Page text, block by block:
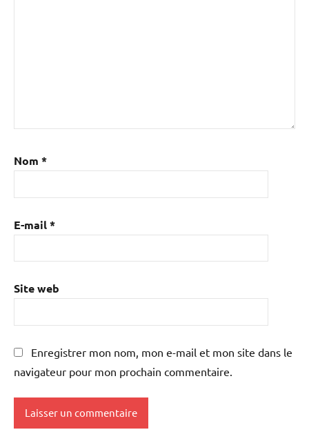
Nom *
E-mail*
Site web
Enregistrer mon nom, mon e-mail et mon site dans le
navigateur pour mon prochain commentaire.